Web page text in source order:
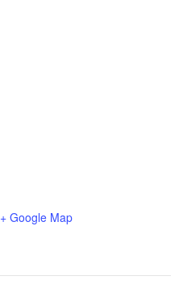
+ Google Map